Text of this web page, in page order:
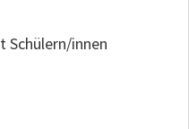
Schülern/innen